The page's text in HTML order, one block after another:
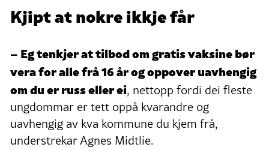
Kjipt at nokre ikkje får
– Eg tenkjer at tilbod om gratis vaksine bør
vera for alle frå 16 år og oppover uavhengig
om du er russ eller ei, nettopp fordi dei fleste
ungdommar er tett oppå kvarandre og
uavhengig av kva kommune du kjem frå,
understrekar Agnes Midtlie.